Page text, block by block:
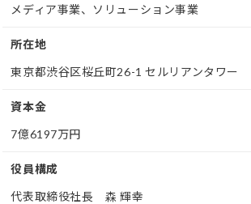
メディア事業、ソリューション事業
所在地
東京都渋谷区桜丘町26-1 セルリアンタワー
資本金
7億6197万円
役員構成
代表取締役社長 森 輝幸